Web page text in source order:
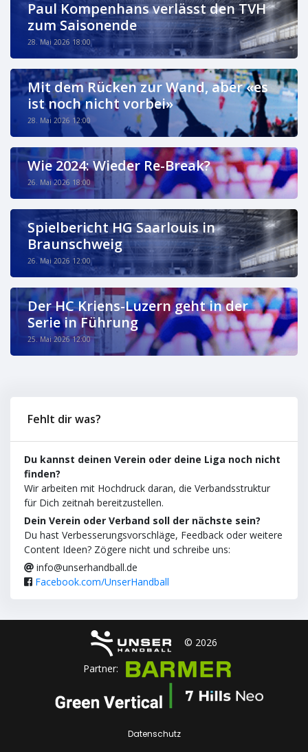
Paul Kompenhans verlässt den TVH
zum Saisonende
28. Mai 2026 18:00
Mit dem Rücken zur Wand, aber «es
ist noch nicht vorbei»
28. Mai 2026 12:00
Wie 2024: Wieder Re-Break?
26. Mai 2026 18:00
Spielbericht HG Saarlouis in
Braunschweig
26. Mai 2026 12:00
Der HC Kriens-Luzern geht in der
Serie in Führung
25. Mai 2026 12:00
Fehlt dir was?
Du kannst deinen Verein oder deine Liga noch nicht
finden?
Wir arbeiten mit Hochdruck daran, die Verbandsstruktur
für Dich zeitnah bereitzustellen.
Dein Verein oder Verband soll der nächste sein?
Du hast Verbesserungsvorschläge, Feedback oder weitere
Content Ideen? Zögere nicht und schreibe uns:
info@unserhandball.de
Facebook.com/UnserHandball
© 2026
Partner:
Datenschutz